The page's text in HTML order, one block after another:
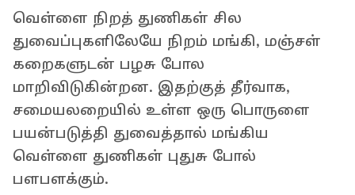
வெள்ளை நிறத் துணிகள் சில
துவைப்புகளிலேயே நிறம் மங்கி, மஞ்சள்
கறைகளுடன் பழசு போல
மாறிவிடுகின்றன. இதற்குத் தீர்வாக,
சமையலறையில் உள்ள ஒரு பொருளை
பயன்படுத்தி துவைத்தால் மங்கிய
வெள்ளை துணிகள் புதுசு போல்
பளபளக்கும்.